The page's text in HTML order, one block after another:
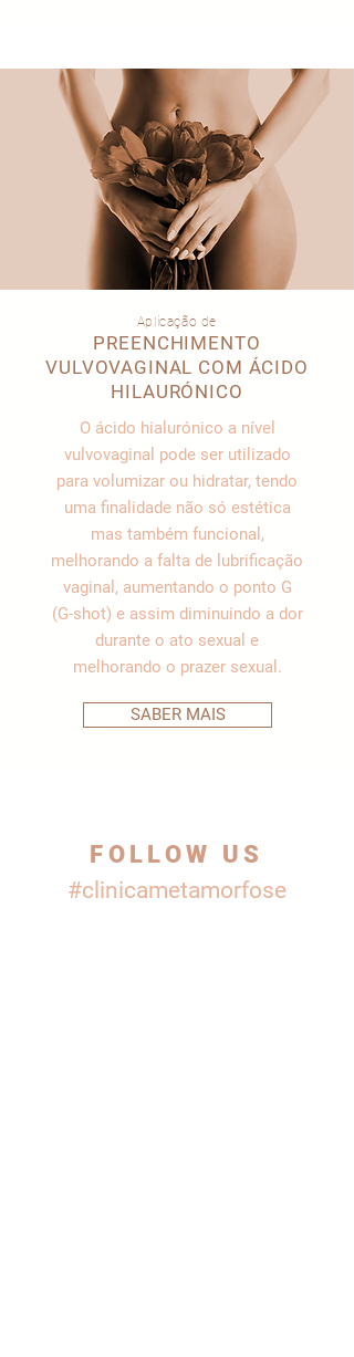
Aplicação de
PREENCHIMENTO
VULVOVAGINAL COM ÁCIDO
HILAURÓNICO
O ácido hialurónico a nível
vulvovaginal pode ser utilizado
para volumizar ou hidratar, tendo
uma finalidade não só estética
mas também funcional,
melhorando a falta de lubrificação
vaginal, aumentando o ponto G
(G-shot) e assim diminuindo a dor
durante o ato sexual e
melhorando o prazer sexual.
SABER MAIS
FOLLOW US
#clinicametamorfose